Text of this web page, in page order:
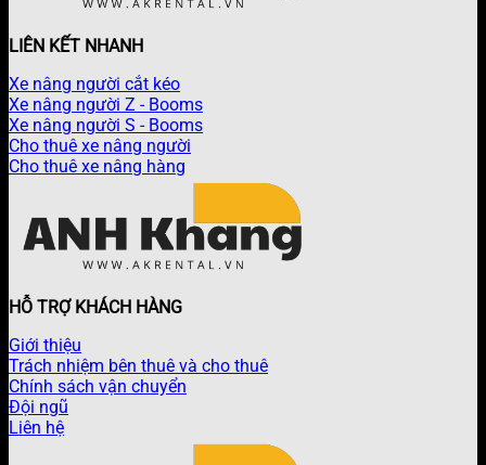
LIÊN KẾT NHANH
Xe nâng người cắt kéo
Xe nâng người Z - Booms
Xe nâng người S - Booms
Cho thuê xe nâng người
Cho thuê xe nâng hàng
HỖ TRỢ KHÁCH HÀNG
Giới thiệu
Trách nhiệm bên thuê và cho thuê
Chính sách vận chuyển
Đội ngũ
Liên hệ